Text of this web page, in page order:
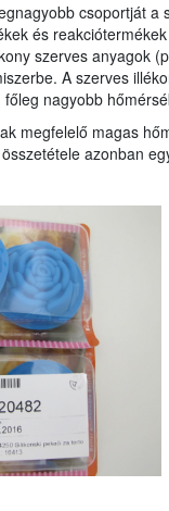
csoportját a
és
szerves anyagok
A szerves
nagyobb
megfelelő magas
azonban